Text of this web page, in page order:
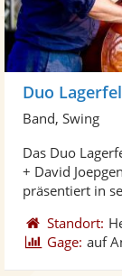
Duo
Band, Swing
Das Duo
+ David
präsentiert in
Standort:
Gage: auf